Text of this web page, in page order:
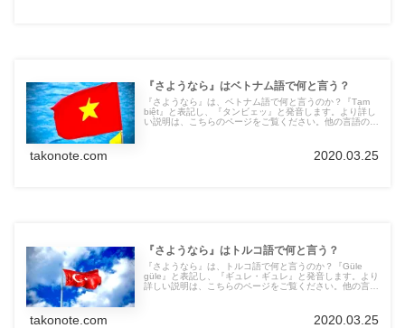
『さようなら』はベトナム語で何と言う？
『さようなら』は、ベトナム語で何と言うのか？『Tạm
biệt』と表記し、『タンビェッ』と発音します。より詳し
い説明は、こちらのページをご覧ください。他の言語の言
takonote.com 2020.03.25
『さようなら』はトルコ語で何と言う？
『さようなら』は、トルコ語で何と言うのか？『Güle
güle』と表記し、『ギュレ・ギュレ』と発音します。より
詳しい説明は、こちらのページをご覧ください。他の言語
takonote.com 2020.03.25